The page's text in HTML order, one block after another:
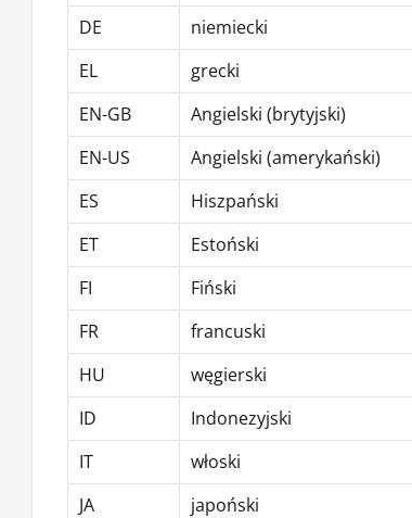
DE
niemiecki
EL
grecki
EN-GB
Angielski (brytyjski)
EN-US
Angielski (amerykański)
ES
Hiszpański
ET
Estoński
FI
Fiński
FR
francuski
HU
węgierski
ID
Indonezyjski
IT
włoski
JA
japoński